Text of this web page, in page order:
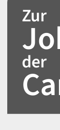
Zur
der